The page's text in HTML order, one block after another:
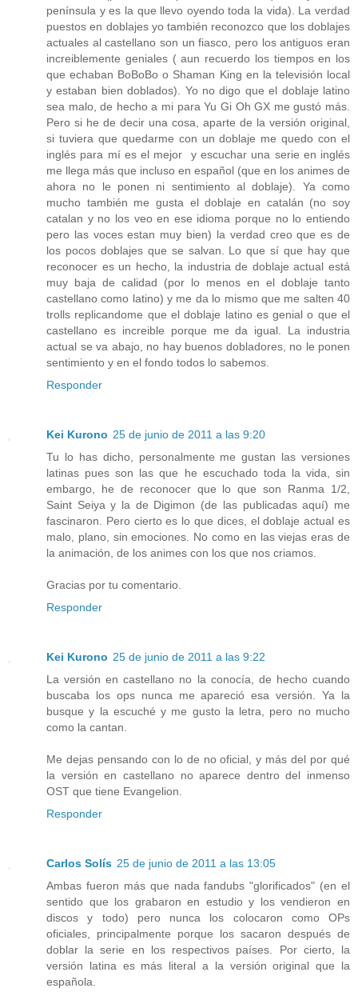
península y es la que llevo oyendo toda la vida). La verdad
puestos en doblajes yo también reconozco que los doblajes
actuales al castellano son un fiasco, pero los antiguos eran
increiblemente geniales ( aun recuerdo los tiempos en los
que echaban BoBoBo o Shaman King en la televisión local
y estaban bien doblados). Yo no digo que el doblaje latino
sea malo, de hecho a mi para Yu Gi Oh GX me gustó más.
Pero si he de decir una cosa, aparte de la versión original,
si tuviera que quedarme con un doblaje me quedo con el
inglés para mí es el mejor y escuchar una serie en inglés
me llega más que incluso en español (que en los animes de
ahora no le ponen ni sentimiento al doblaje). Ya como
mucho también me gusta el doblaje en catalán (no soy
catalan y no los veo en ese idioma porque no lo entiendo
pero las voces estan muy bien) la verdad creo que es de
los pocos doblajes que se salvan. Lo que sí que hay que
reconocer es un hecho, la industria de doblaje actual está
muy baja de calidad (por lo menos en el doblaje tanto
castellano como latino) y me da lo mismo que me salten 40
trolls replicandome que el doblaje latino es genial o que el
castellano es increible porque me da igual. La industria
actual se va abajo, no hay buenos dobladores, no le ponen
sentimiento y en el fondo todos lo sabemos.
Responder
Kei Kurono 25 de junio de 2011 a las 9:20
Tu lo has dicho, personalmente me gustan las versiones
latinas pues son las que he escuchado toda la vida, sin
embargo, he de reconocer que lo que son Ranma 1/2,
Saint Seiya y la de Digimon (de las publicadas aquí) me
fascinaron. Pero cierto es lo que dices, el doblaje actual es
malo, plano, sin emociones. No como en las viejas eras de
la animación, de los animes con los que nos criamos.
Gracias por tu comentario.
Responder
Kei Kurono 25 de junio de 2011 a las 9:22
La versión en castellano no la conocía, de hecho cuando
buscaba los ops nunca me apareció esa versión. Ya la
busque y la escuché y me gusto la letra, pero no mucho
como la cantan.
Me dejas pensando con lo de no oficial, y más del por qué
la versión en castellano no aparece dentro del inmenso
OST que tiene Evangelion.
Responder
Carlos Solís 25 de junio de 2011 a las 13:05
Ambas fueron más que nada fandubs "glorificados" (en el
sentido que los grabaron en estudio y los vendieron en
discos y todo) pero nunca los colocaron como OPs
oficiales, principalmente porque los sacaron después de
doblar la serie en los respectivos países. Por cierto, la
versión latina es más literal a la versión original que la
española.